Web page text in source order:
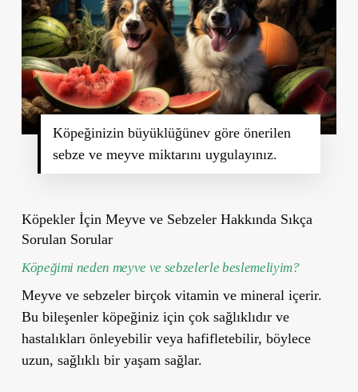
Köpeğinizin büyüklüğünev göre önerilen
sebze ve meyve miktarını uygulayınız.
Köpekler İçin Meyve ve Sebzeler Hakkında Sıkça
Sorulan Sorular
Köpeğimi neden meyve ve sebzelerle beslemeliyim?
Meyve ve sebzeler birçok vitamin ve mineral içerir.
Bu bileşenler köpeğiniz için çok sağlıklıdır ve
hastalıkları önleyebilir veya hafifletebilir, böylece
uzun, sağlıklı bir yaşam sağlar.